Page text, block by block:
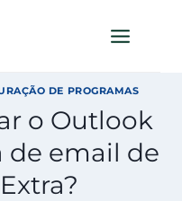
DE PROGRAMAS
o Outlook
email de